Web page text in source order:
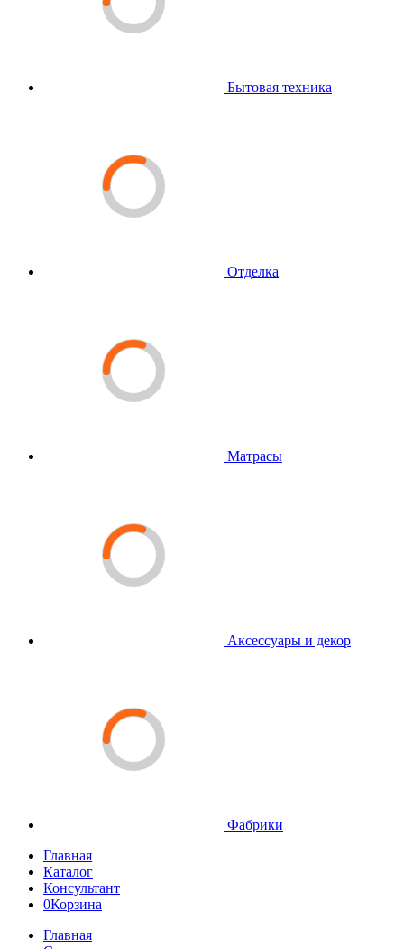
Бытовая техника
Отделка
Матрасы
Аксессуары и декор
Фабрики
Главная
Каталог
Консультант
0Корзина
Главная